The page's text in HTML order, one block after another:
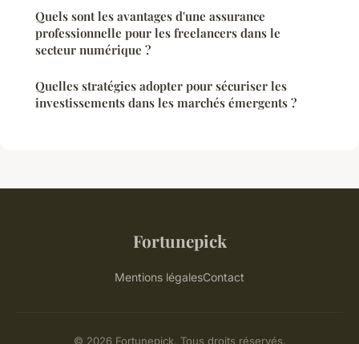
Quels sont les avantages d'une assurance
professionnelle pour les freelancers dans le
secteur numérique ?
Quelles stratégies adopter pour sécuriser les
investissements dans les marchés émergents ?
Fortunepick
Mentions légalesContact
© 2026 Fortunepick. Tous droits réservés.